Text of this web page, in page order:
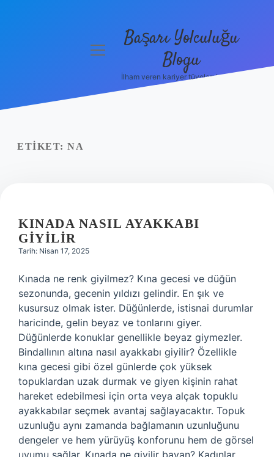
menüyüBaşarı Yolculuğu
Blogu
İlham veren kariyer tüyoları burada!
ETIKET: NA
KINADA NASIL AYAKKABI
GIYILIR
Tarih: Nisan 17, 2025
Kınada ne renk giyilmez? Kına gecesi ve düğün
sezonunda, gecenin yıldızı gelindir. En şık ve
kusursuz olmak ister. Düğünlerde, istisnai durumlar
haricinde, gelin beyaz ve tonlarını giyer.
Düğünlerde konuklar genellikle beyaz giymezler.
Bindallının altına nasıl ayakkabı giyilir? Özellikle
kına gecesi gibi özel günlerde çok yüksek
topuklardan uzak durmak ve giyen kişinin rahat
hareket edebilmesi için orta veya alçak topuklu
ayakkabılar seçmek avantaj sağlayacaktır. Topuk
uzunluğu aynı zamanda bağlamanın uzunluğunu
dengeler ve hem yürüyüş konforunu hem de görsel
uyumu sağlar. Kınada ne giyilir bayan? Kadınlar